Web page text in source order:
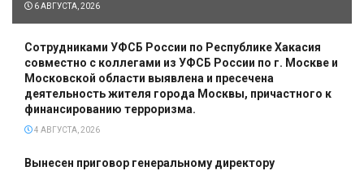
6 АВГУСТА, 2026
Сотрудниками УФСБ России по Республике Хакасия
совместно с коллегами из УФСБ России по г. Москве и
Московской области выявлена и пресечена
деятельность жителя города Москвы, причастного к
финансированию терроризма.
4 АВГУСТА, 2026
Вынесен приговор генеральному директору